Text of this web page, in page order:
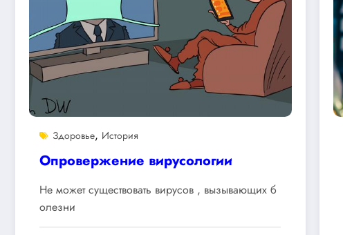
Здоровье, История
Опровержение вирусологии
Не может существовать вирусов , вызывающих б
олезни